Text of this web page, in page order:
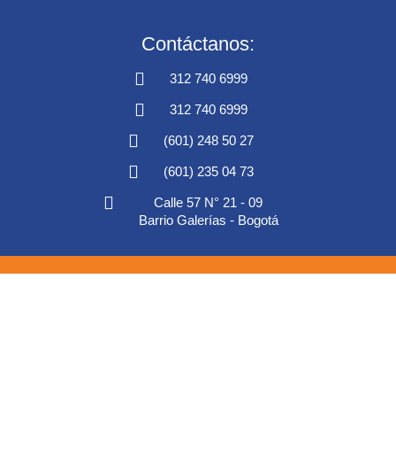
Contáctanos:
312 740 6999
312 740 6999
(601) 248 50 27
(601) 235 04 73
Calle 57 N° 21 - 09
Barrio Galerías - Bogotá